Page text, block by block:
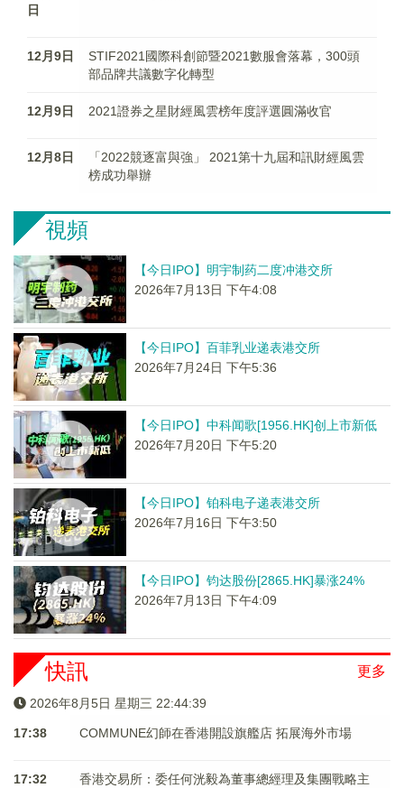
日
12月9日
STIF2021國際科創節暨2021數服會落幕，300頭
部品牌共議數字化轉型
12月9日 2021證券之星財經風雲榜年度評選圓滿收官
12月8日
「2022競逐富與強」 2021第十九屆和訊財經風雲
榜成功舉辦
視頻
【今日IPO】明宇制药二度冲港交所
2026年7月13日 下午4:08
【今日IPO】百菲乳业递表港交所
2026年7月24日 下午5:36
【今日IPO】中科闻歌[1956.HK]创上市新低
2026年7月20日 下午5:20
【今日IPO】铂科电子递表港交所
2026年7月16日 下午3:50
【今日IPO】钧达股份[2865.HK]暴涨24%
2026年7月13日 下午4:09
更多
快訊
2026年8月5日 星期三 22:44:39
17:38 COMMUNE幻師在香港開設旗艦店 拓展海外市場
17:32
香港交易所：委任何洸毅為董事總經理及集團戰略主